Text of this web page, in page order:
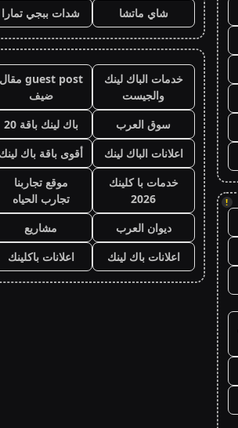
!
شاي ماتشا
شدات ببجي تمارا
خدمات الباك لينك
والجيست
guest post مقال
ضيف
سوق العرب
باك لينك باقة 20
اعلانات الباك لينك
أقوى باقة باك لينك
خدمات با كلينك
2026
موقع تجاربنا
تجارب الحياه
ديوان العرب
مشاريع
اعلانات باك لينك
اعلانات باكلينك